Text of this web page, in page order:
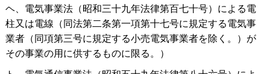
ヘ、電気事業法（昭和三十九年法律第百七十号）による電
柱又は電線（同法第二条第一項第十七号に規定する電気事
業者（同項第三号に規定する小売電気事業者を除く。）が
その事業の用に供するものに限る。）